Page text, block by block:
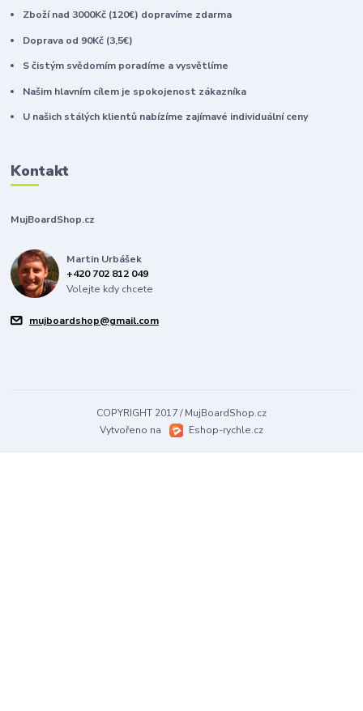
Zboží nad 3000Kč (120€) dopravíme zdarma
Doprava od 90Kč (3,5€)
S čistým svědomím poradíme a vysvětlíme
Našim hlavním cílem je spokojenost zákazníka
U našich stálých klientů nabízíme zajímavé individuální ceny
Kontakt
MujBoardShop.cz
Martin Urbášek
+420 702 812 049
Volejte kdy chcete
mujboardshop@gmail.com
COPYRIGHT 2017 / MujBoardShop.cz
Vytvořeno na
Eshop-rychle.cz